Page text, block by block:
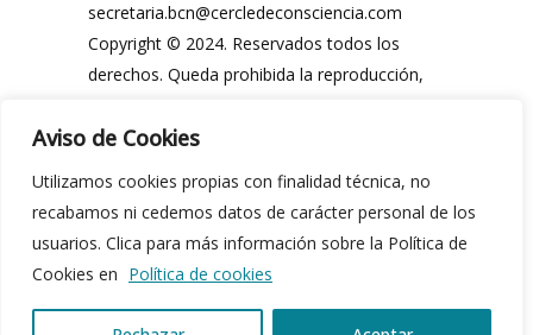
Aviso de Cookies
Utilizamos cookies propias con finalidad técnica, no
recabamos ni cedemos datos de carácter personal de los
usuarios. Clica para más información sobre la Política de
Cookies en Política de cookies
secretaria.bcn@cercledeconsciencia.com
Copyright © 2024. Reservados todos los
derechos. Queda prohibida la reproducción,
utilización, total o parcial, de los contenidos
sin previa y expresa autorización por escrito
del Cercle de Conciencia o de sus legítimos
propietarios.